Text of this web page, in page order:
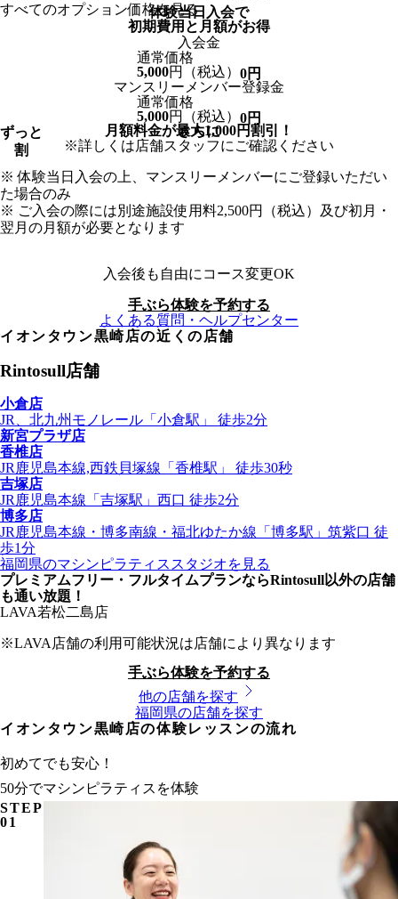
すべてのオプション価格を見る体験当日入会で
初期費用 と 月額がお得
入会金
通常価格
5,000円 （税込） 0円
マンスリーメンバー登録金
通常価格
5,000円 （税込） 0円
ずっと
割
さらに
月額料金が最大1,000円割引！
※詳しくは店舗スタッフにご確認ください
※ 体験当日入会の上、マンスリーメンバーにご登録いただい
た場合のみ
※ ご入会の際には別途施設使用料2,500円（税込）及び初月・
翌月の月額が必要となります
入会後も自由にコース変更OK
手ぶら体験を予約する
よくある質問・ヘルプセンター
イオンタウン黒崎店の近くの店舗
Rintosull店舗
小倉店
JR、北九州モノレール 「 小倉駅 」
徒歩2分
新宮プラザ店
香椎店
JR鹿児島本線,西鉄貝塚線 「 香椎駅 」
徒歩30秒
吉塚店
JR鹿児島本線 「 吉塚駅 」 西口 徒歩2分
博多店
JR鹿児島本線・博多南線・福北ゆたか線 「 博多駅 」 筑紫口 徒
歩1分
福岡県のマシンピラティススタジオを見る
プレミアムフリー・フルタイムプランならRintosull以外の店舗
も通い放題！
LAVA若松二島店
※LAVA店舗の利用可能状況は店舗により異なります
手ぶら体験を予約する
他の店舗を探す
福岡県の店舗を探す
イオンタウン黒崎店の体験レッスンの流れ
初めてでも安心！
50分でマシンピラティスを体験
STEP
01